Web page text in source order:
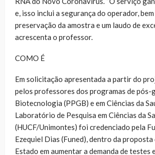
e, isso inclui a segurança do operador,
preservação da amostra e um laudo de
acrescenta o professor.
COMO É
Em solicitação apresentada a partir do
pelos professores dos programas de pós-
Biotecnologia (PPGB) e em Ciências da
Laboratório de Pesquisa em Ciências da
(HUCF/Unimontes) foi credenciado pela
Ezequiel Dias (Funed), dentro da
Estado em aumentar a demanda de testes